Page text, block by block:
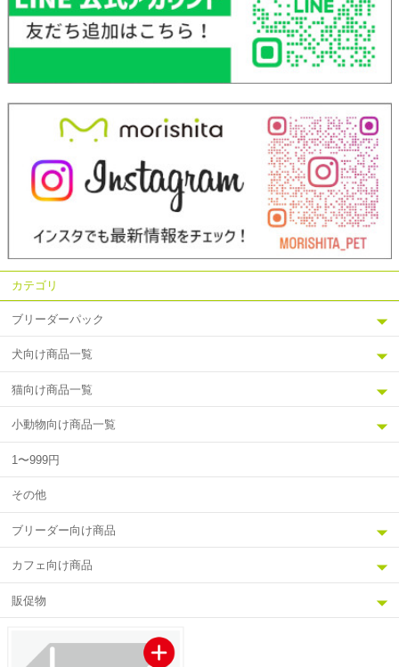
カテゴリ
ブリーダーパック
犬向け商品一覧
猫向け商品一覧
小動物向け商品一覧
1〜999円
その他
ブリーダー向け商品
カフェ向け商品
販促物